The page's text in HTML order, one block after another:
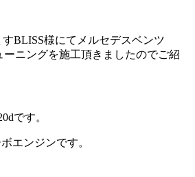
すBLISS様にてメルセデスベンツ
ニングを施工頂きましたのでご紹
です。
エンジンです。